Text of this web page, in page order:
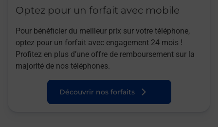
Optez pour un forfait avec mobile
Pour bénéficier du meilleur prix sur votre téléphone,
optez pour un forfait avec engagement 24 mois !
Profitez en plus d’une offre de remboursement sur la
majorité de nos téléphones.
Découvrir nos forfaits